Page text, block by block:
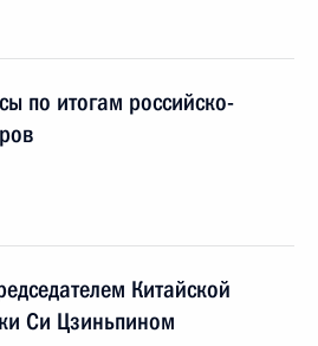
по итогам российско-
Китайской
Си Цзиньпином